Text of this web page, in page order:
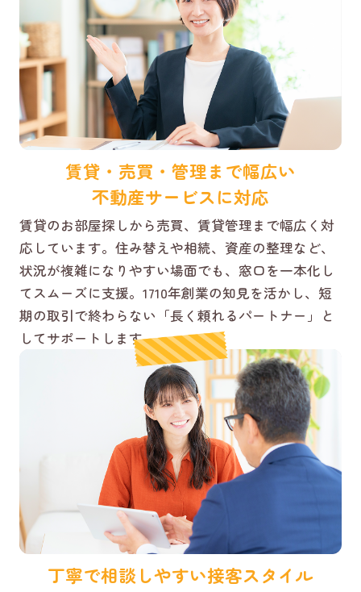
賃貸・売買・管理まで幅広い
不動産サービスに対応
賃貸のお部屋探しから売買、賃貸管理まで幅広く対
応しています。住み替えや相続、資産の整理など、
状況が複雑になりやすい場面でも、窓口を一本化し
てスムーズに支援。1710年創業の知見を活かし、短
期の取引で終わらない「長く頼れるパートナー」と
してサポートします。
丁寧で相談しやすい接客スタイル